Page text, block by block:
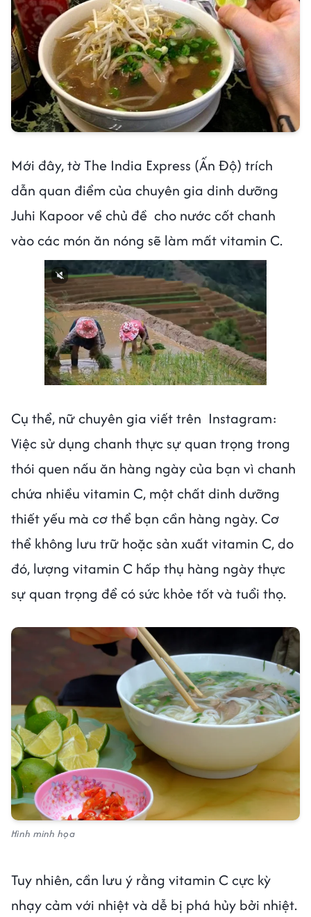
Mới đây, tờ The India Express (Ấn Độ) trích
dẫn quan điểm của chuyên gia dinh dưỡng
Juhi Kapoor về chủ đề cho nước cốt chanh
vào các món ăn nóng sẽ làm mất vitamin C.
Cụ thể, nữ chuyên gia viết trên Instagram:
Việc sử dụng chanh thực sự quan trọng trong
thói quen nấu ăn hàng ngày của bạn vì chanh
chứa nhiều vitamin C, một chất dinh dưỡng
thiết yếu mà cơ thể bạn cần hàng ngày. Cơ
thể không lưu trữ hoặc sản xuất vitamin C, do
đó, lượng vitamin C hấp thụ hàng ngày thực
sự quan trọng để có sức khỏe tốt và tuổi thọ.
Hình minh họa
Tuy nhiên, cần lưu ý rằng vitamin C cực kỳ
nhạy cảm với nhiệt và dễ bị phá hủy bởi nhiệt.